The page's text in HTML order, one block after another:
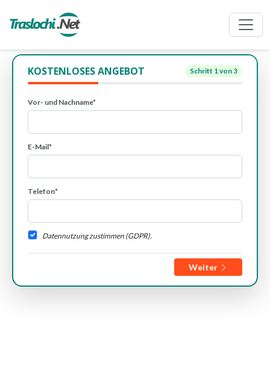
KOSTENLOSES ANGEBOT Schritt 1von 3
Vor- und Nachname*
E-Mail*
Telefon*
Datennutzung zustimmen (GDPR).
Weiter